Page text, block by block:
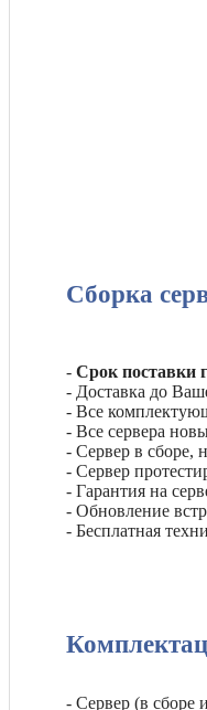
Сборка
- Срок поставки
- Доставка до
- Все
- Все сервера
- Сервер в сборе,
- Сервер
- Гарантия на
- Обновление
- Бесплатная
- Сервер (в сборе